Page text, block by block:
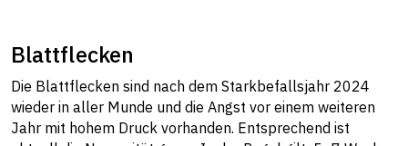
Blattflecken
Die Blattflecken sind nach dem Starkbefallsjahr 2024
wieder in aller Munde und die Angst vor einem weiteren
Jahr mit hohem Druck vorhanden. Entsprechend ist